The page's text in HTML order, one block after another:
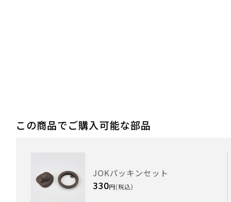
この商品でご購入可能な部品
JOKパッキンセット
330円(税込)